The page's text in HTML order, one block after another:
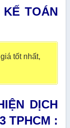
TOÁN
tốt nhất,
DỊCH
TPHCM :